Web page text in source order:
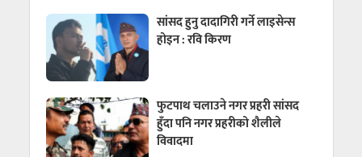
सांसद हुनु दादागिरी गर्ने लाइसेन्स
होइन : रवि किरण
फुटपाथ चलाउने नगर प्रहरी सांसद
हुँदा पनि नगर प्रहरीको शैलीले
विवादमा